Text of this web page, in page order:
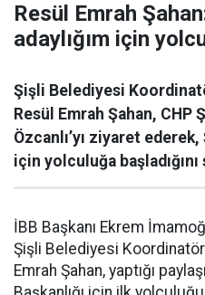
Resül Emrah
adaylığım için
Şişli Belediyesi
Resül Emrah Şahan, CHP
Özcanlı’yı ziyaret
için yolculuğa
İBB Başkanı Ekrem
Şişli Belediyesi Koordinatör
Emrah Şahan, yaptığı